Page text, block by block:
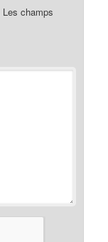
Les champs